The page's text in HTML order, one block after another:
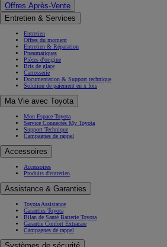
Offres Après-Vente
Entretien & Services
Entretien
Offres du moment
Entretien & Réparation
Pneumatiques
Pièces d'origine
Bris de glace
Carrosserie
Documentation & Support technique
Solution de paiement en x fois
Ma Vie avec Toyota
Mon Espace Toyota
Service Connectés My Toyota
Support Technique
Campagnes de rappel
Accessoires
Accessoires
Produits d'entretien
Assistance & Garanties
Toyota Assistance
Garanties Toyota
Bilan de Santé Batterie Toyota
Garantie Confort Extracare
Campagnes de rappel
Systèmes de sécurité